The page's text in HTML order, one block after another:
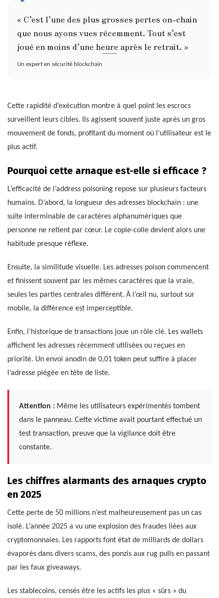
« C’est l’une des plus grosses pertes on-chain
que nous ayons vues récemment. Tout s’est
joué en moins d’une heure après le retrait. »
Un expert en sécurité blockchain
Cette rapidité d’exécution montre à quel point les escrocs
surveillent leurs cibles. Ils agissent souvent juste après un gros
mouvement de fonds, profitant du moment où l’utilisateur est le
plus actif.
Pourquoi cette arnaque est-elle si efficace ?
L’efficacité de l’address poisoning repose sur plusieurs facteurs
humains. D’abord, la longueur des adresses blockchain : une
suite interminable de caractères alphanumériques que
personne ne retient par cœur. Le copie-colle devient alors une
habitude presque réflexe.
Ensuite, la similitude visuelle. Les adresses poison commencent
et finissent souvent par les mêmes caractères que la vraie,
seules les parties centrales diffèrent. À l’œil nu, surtout sur
mobile, la différence est imperceptible.
Enfin, l’historique de transactions joue un rôle clé. Les wallets
affichent les adresses récemment utilisées ou reçues en
priorité. Un envoi anodin de 0,01 token peut suffire à placer
l’adresse piégée en tête de liste.
Attention : Même les utilisateurs expérimentés tombent
dans le panneau. Cette victime avait pourtant effectué un
test transaction, preuve que la vigilance doit être
constante.
Les chiffres alarmants des arnaques crypto
en 2025
Cette perte de 50 millions n’est malheureusement pas un cas
isolé. L’année 2025 a vu une explosion des fraudes liées aux
cryptomonnaies. Les rapports font état de milliards de dollars
évaporés dans divers scams, des ponzis aux rug pulls en passant
par les faux giveaways.
Les stablecoins, censés être les actifs les plus « sûrs » du